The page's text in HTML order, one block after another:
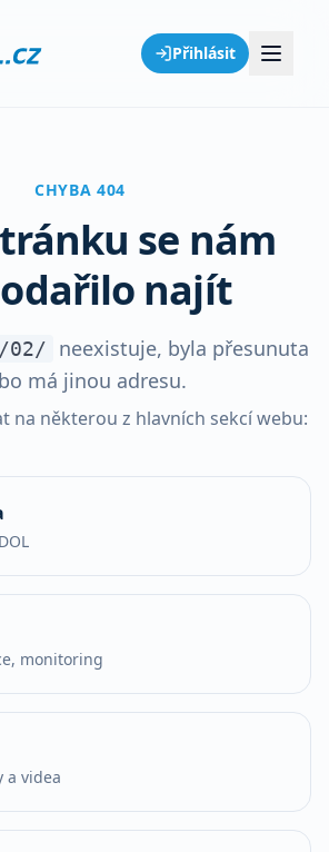
Přihlásit
CHYBA 404
se nám
najít
02/
neexistuje, byla přesunuta
má jinou adresu.
na některou z hlavních sekcí webu:
monitoring
a videa